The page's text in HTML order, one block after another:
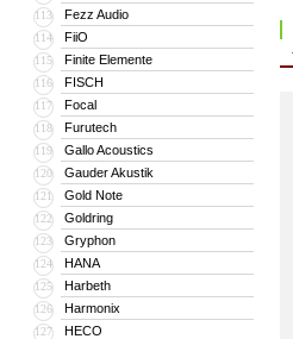
113 Fezz Audio
114 FiiO
115 Finite Elemente
116 FISCH
117 Focal
118 Furutech
119 Gallo Acoustics
120 Gauder Akustik
121 Gold Note
122 Goldring
123 Gryphon
124 HANA
125 Harbeth
126 Harmonix
127 HECO